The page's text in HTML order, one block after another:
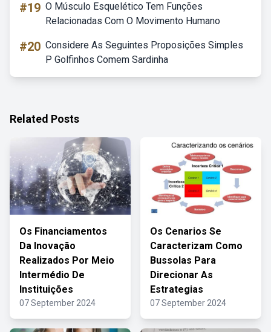
#19 O Músculo Esquelético Tem Funções
Relacionadas Com O Movimento Humano
#20 Considere As Seguintes Proposições Simples
P Golfinhos Comem Sardinha
Related Posts
Os Financiamentos
Da Inovação
Realizados Por Meio
Intermédio De
Instituições
07 September 2024
Os Cenarios Se
Caracterizam Como
Bussolas Para
Direcionar As
Estrategias
07 September 2024